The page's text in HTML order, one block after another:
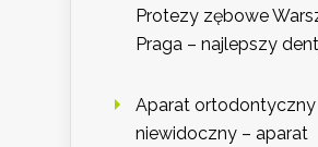
Protezy zębowe
Praga – najlepszy
Aparat ortodontyczny
niewidoczny – aparat